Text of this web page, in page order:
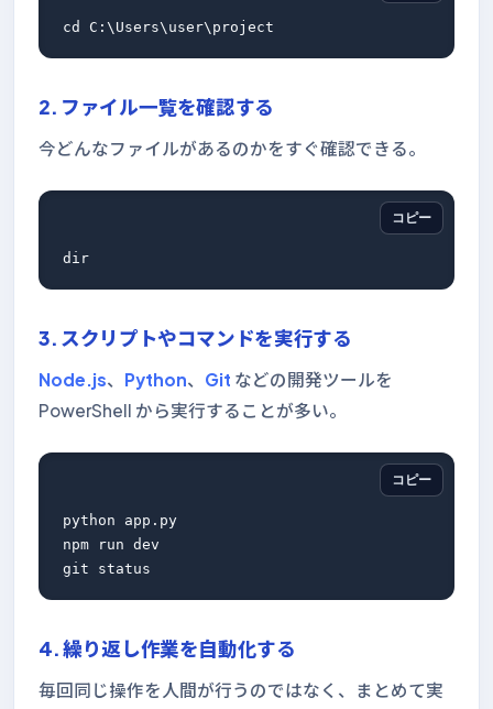
2. ファイル一覧を確認する
今どんなファイルがあるのかをすぐ確認できる。
コピー
3. スクリプトやコマンドを実行する
Node.js、 Python、 Git などの開発ツールを
PowerShell から実行することが多い。
コピー
python app.py
npm run dev
4. 繰り返し作業を自動化する
毎回同じ操作を人間が行うのではなく、まとめて実